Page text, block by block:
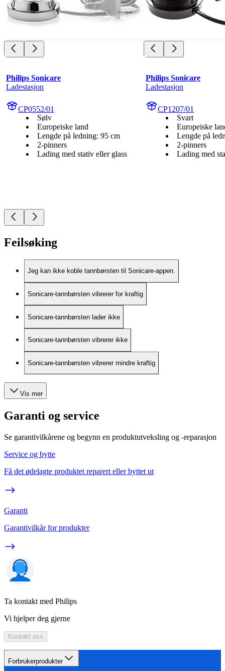
Philips Sonicare
Ladestasjon
CP0552/01
Sølv
Europeiske land
Lengde på ledning: 95 cm
2-pinners
Lading med stativ eller glass
Philips Sonicare
Ladestasjon
CP1207/01
Svart
Europeiske
Lengde på
2-pinners
Lading med
Feilsøking
Jeg kan ikke koble tannbørsten til Sonicare-appen.
Sonicare-tannbørsten vibrerer for kraftig
Sonicare-tannbørsten lader ikke
Sonicare-tannbørsten vibrerer ikke
Sonicare-tannbørsten vibrerer mindre kraftig
Vis mer
Garanti og service
Se garantivilkårene og begynn en produktutveksling og -reparasjon
Service og bytte
Få det ødelagte produktet reparert eller byttet ut
Garanti
Garantivilkår for produkter
Ta kontakt med Philips
Vi hjelper deg gjerne
Kontakt oss
Forbrukerprodukter